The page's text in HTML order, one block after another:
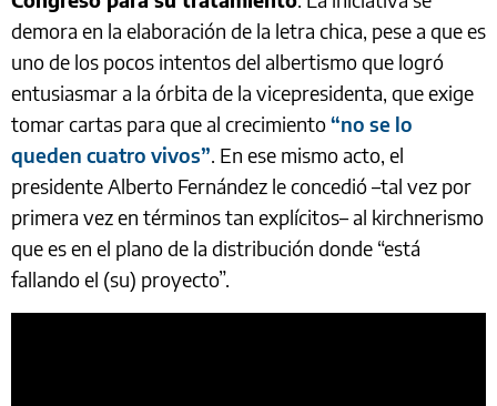
demora en la elaboración de la letra chica, pese a que es
uno de los pocos intentos del albertismo que logró
entusiasmar a la órbita de la vicepresidenta, que exige
tomar cartas para que al crecimiento“no se lo
queden cuatro vivos”. En ese mismo acto, el
presidente Alberto Fernández le concedió –tal vez por
primera vez en términos tan explícitos– al kirchnerismo
que es en el plano de la distribución donde “está
fallando el (su) proyecto”.